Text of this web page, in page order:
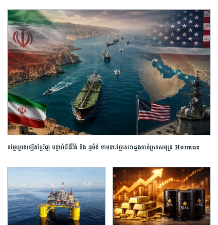
តម្លៃប្រេងឡើងថ្លៃវិញ បន្ទាប់ពីអ៊ីរ៉ង់ និង អូម៉ង់ ទាមទារថ្លៃសេវាឆ្លងកាត់ច្រកសមុទ្រ Hormuz